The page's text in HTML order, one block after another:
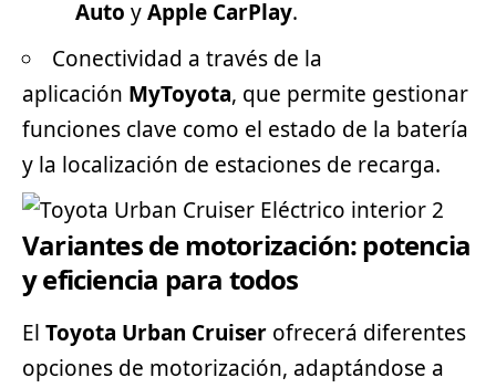
Auto yApple CarPlay.
Conectividad a través de la
aplicación MyToyota, que permite gestionar
funciones clave como el estado de la batería
y la localización de estaciones de recarga.
Variantes de motorización: potencia
y eficiencia para todos
El Toyota Urban Cruiser ofrecerá diferentes
opciones de motorización, adaptándose a